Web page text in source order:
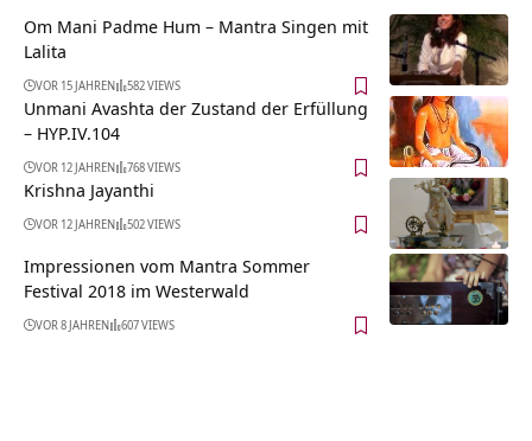
Om Mani Padme Hum – Mantra Singen mit
Lalita
VOR 15 JAHREN 582 VIEWS
Unmani Avashta der Zustand der Erfüllung
– HYP.IV.104
VOR 12 JAHREN 768 VIEWS
Krishna Jayanthi
VOR 12 JAHREN 502 VIEWS
Impressionen vom Mantra Sommer
Festival 2018 im Westerwald
VOR 8 JAHREN 607 VIEWS